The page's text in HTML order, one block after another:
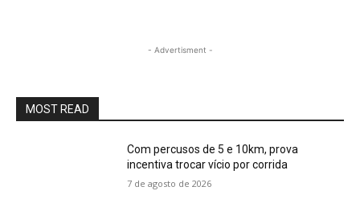
- Advertisment -
MOST READ
Com percusos de 5 e 10km, prova
incentiva trocar vício por corrida
7 de agosto de 2026